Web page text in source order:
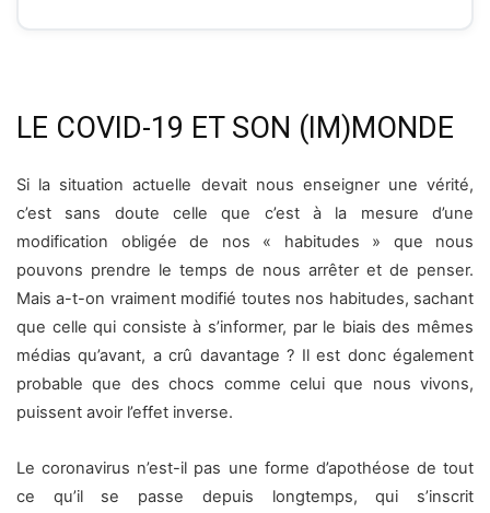
LE COVID-19 ET SON (IM)MONDE
Si la situation actuelle devait nous enseigner une vérité,
c’est sans doute celle que c’est à la mesure d’une
modification obligée de nos « habitudes » que nous
pouvons prendre le temps de nous arrêter et de penser.
Mais a-t-on vraiment modifié toutes nos habitudes, sachant
que celle qui consiste à s’informer, par le biais des mêmes
médias qu’avant, a crû davantage ? Il est donc également
probable que des chocs comme celui que nous vivons,
puissent avoir l’effet inverse.
Le coronavirus n’est-il pas une forme d’apothéose de tout
ce qu’il se passe depuis longtemps, qui s’inscrit